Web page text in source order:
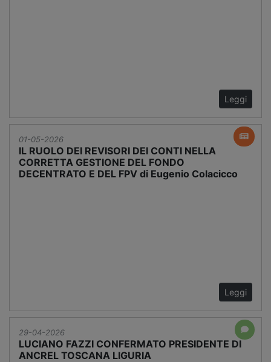
Leggi
01-05-2026
IL RUOLO DEI REVISORI DEI CONTI NELLA
CORRETTA GESTIONE DEL FONDO
DECENTRATO E DEL FPV di Eugenio Colacicco
Leggi
29-04-2026
LUCIANO FAZZI CONFERMATO PRESIDENTE DI
ANCREL TOSCANA LIGURIA